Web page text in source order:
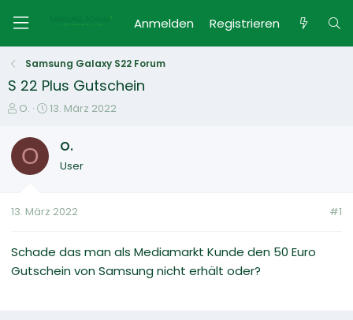
Anmelden Registrieren
Samsung Galaxy S22 Forum
S 22 Plus Gutschein
E
s
e
e
O.
E
t
m
13. März 2022
O O.
User
13. März 2022 #1
Schade das man als Mediamarkt Kunde den 50 Euro
Gutschein von Samsung nicht erhält oder?